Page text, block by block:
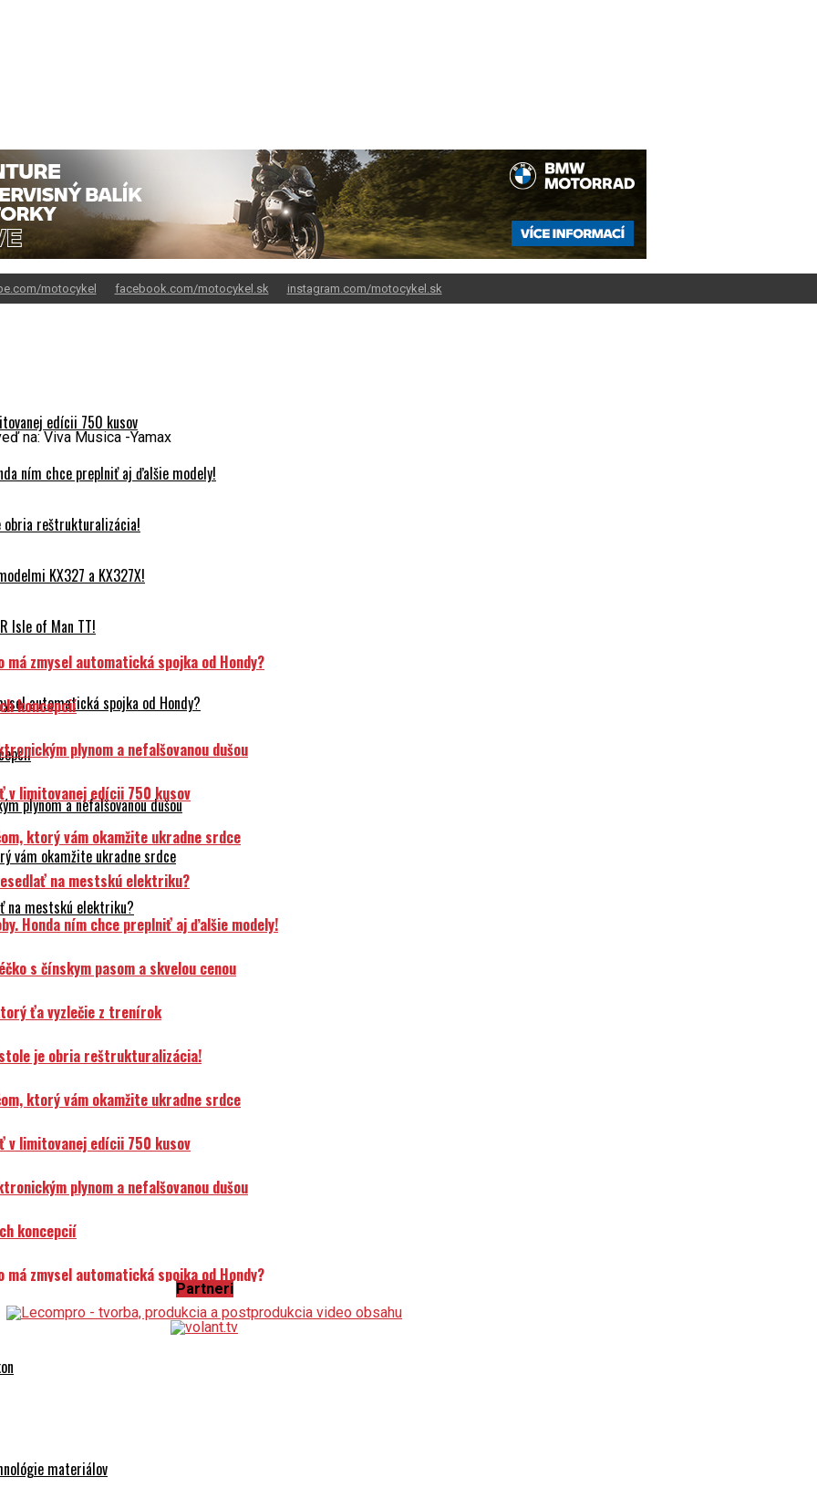
motocykel facebook.com/motocykel.sk instagram.com/motocykel.sk
edícii 750 kusov
ním chce preplniť aj ďalšie modely!
obria reštrukturalizácia!
KX327 a KX327X!
Isle of Man TT!
automatická spojka od Hondy?
plynom a nefalšovanou dušou
vám okamžite ukradne srdce
na mestskú elektriku?
materiálov
na: Viva Musica -Yamax
má zmysel automatická spojka od Hondy?
koncepcií
plynom a nefalšovanou dušou
v limitovanej edícii 750 kusov
ktorý vám okamžite ukradne srdce
na mestskú elektriku?
Honda ním chce preplniť aj ďalšie modely!
s čínskym pasom a skvelou cenou
ťa vyzlečie z trenírok
stole je obria reštrukturalizácia!
ktorý vám okamžite ukradne srdce
v limitovanej edícii 750 kusov
plynom a nefalšovanou dušou
koncepcií
má zmysel automatická spojka od Hondy?
Partneri